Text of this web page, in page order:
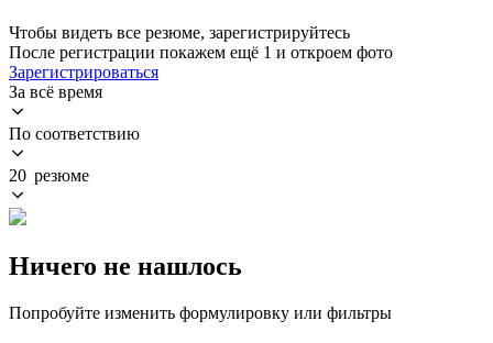
Чтобы видеть все резюме, зарегистрируйтесь
После регистрации покажем ещё 1 и откроем фото
Зарегистрироваться
За всё время
По соответствию
20 резюме
Ничего не нашлось
Попробуйте изменить формулировку или фильтры